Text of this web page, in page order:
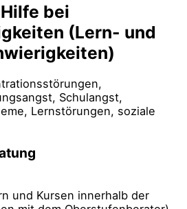
bei
(Lern- und
Schulangst,
Lernstörungen, soziale
und Kursen innerhalb der